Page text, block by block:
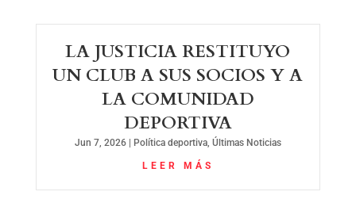
LA JUSTICIA RESTITUYO
UN CLUB A SUS SOCIOS Y A
LA COMUNIDAD
DEPORTIVA
Jun 7, 2026| Política deportiva, Últimas Noticias
LEER MÁS